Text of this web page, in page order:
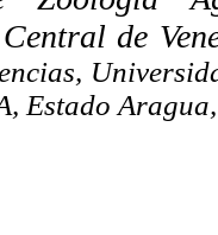
Central de
Estado Aragua,